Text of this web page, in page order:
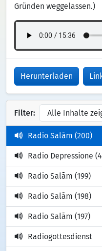
Gründen weggelassen.)
Herunterladen
Filter:
Radio Salām (200)
Radio Depressione
Radio Salām (199)
Radio Salām (198)
Radio Salām (197)
Radiogottesdienst